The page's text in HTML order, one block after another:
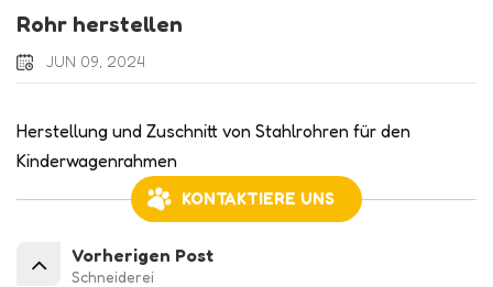
Rohr herstellen
JUN 09, 2024
Herstellung und Zuschnitt von Stahlrohren für den
Kinderwagenrahmen
KONTAKTIERE UNS
Vorherigen Post
Schneiderei